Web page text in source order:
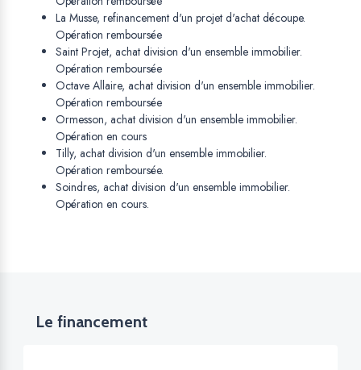
La Musse, refinancement d'un projet d'achat découpe.
Opération remboursée
Saint Projet, achat division d'un ensemble immobilier.
Opération remboursée
Octave Allaire, achat division d'un ensemble immobilier.
Opération remboursée
Ormesson, achat division d'un ensemble immobilier.
Opération en cours
Tilly, achat division d'un ensemble immobilier.
Opération remboursée.
Soindres, achat division d'un ensemble immobilier.
Opération en cours.
Le financement